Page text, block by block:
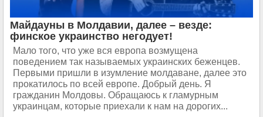
Майдауны в Молдавии, далее – везде:
финское украинство негодует!
Мало того, что уже вся европа возмущена
поведением так называемых украинских беженцев.
Первыми пришли в изумление молдаване, далее это
прокатилось по всей европе. Добрый день. Я
гражданин Молдовы. Обращаюсь к гламурным
украинцам, которые приехали к нам на дорогих...